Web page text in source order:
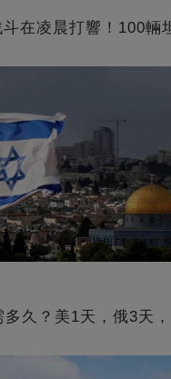
在凌晨打響！100輛
久？美1天，俄3天